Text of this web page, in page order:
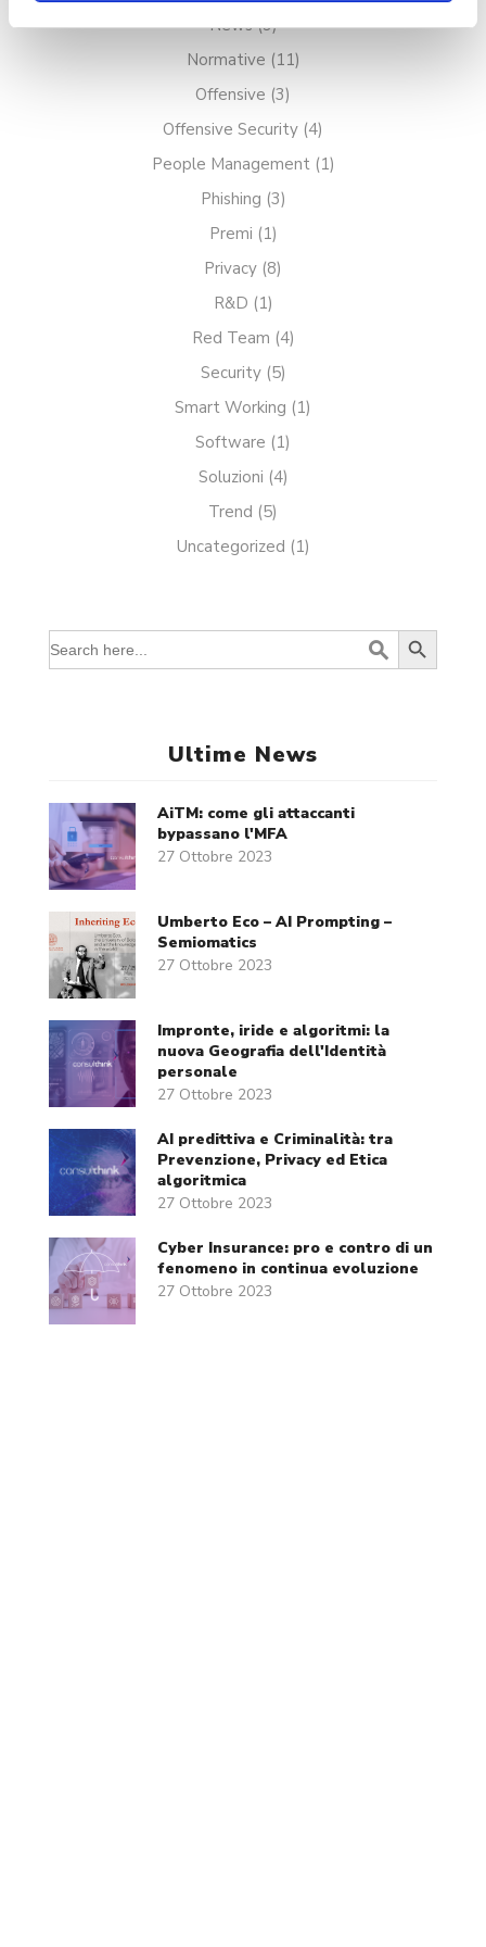
pulsante "X" in alto a destra. Per
saperne di più rispetto ai cookie,
consulta la relativaCookie policy
News(9)
Normative (11)
Offensive (3)
Offensive Security (4)
People Management(1)
Phishing (3)
Premi (1)
Privacy (8)
R&D (1)
Red Team (4)
Security(5)
Smart Working (1)
Software (1)
Soluzioni (4)
Trend (5)
Uncategorized (1)
Search
for:
Search Button
Ultime News
AiTM: come gli attaccanti
bypassano l'MFA
27 Ottobre 2023
Umberto Eco – AI Prompting –
Semiomatics
27 Ottobre 2023
Impronte, iride e algoritmi: la
nuova Geografia dell'Identità
personale
27 Ottobre 2023
AI predittiva e Criminalità: tra
Prevenzione, Privacy ed Etica
algoritmica
27 Ottobre 2023
Cyber Insurance: pro e contro di un
fenomeno in continua evoluzione
27 Ottobre 2023